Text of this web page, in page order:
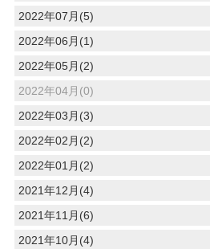
2022年07月(5)
2022年06月(1)
2022年05月(2)
2022年04月(0)
2022年03月(3)
2022年02月(2)
2022年01月(2)
2021年12月(4)
2021年11月(6)
2021年10月(4)